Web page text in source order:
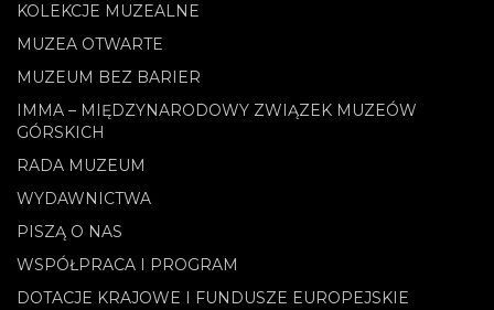
KOLEKCJE MUZEALNE
MUZEA OTWARTE
MUZEUM BEZ BARIER
IMMA – MIĘDZYNARODOWY ZWIĄZEK MUZEÓW
GÓRSKICH
RADA MUZEUM
WYDAWNICTWA
PISZĄ O NAS
WSPÓŁPRACA I PROGRAM
DOTACJE KRAJOWE I FUNDUSZE EUROPEJSKIE